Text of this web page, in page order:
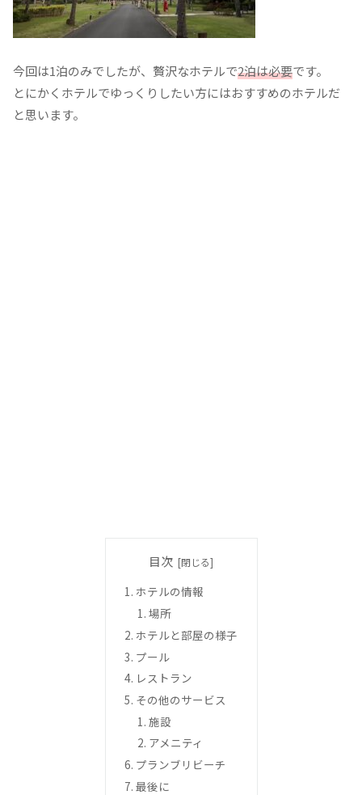
今回は1泊のみでしたが、贅沢なホテルで2泊は必要です。
とにかくホテルでゆっくりしたい方にはおすすめのホテルだ
と思います。
目次
ホテルの情報
場所
ホテルと部屋の様子
プール
レストラン
その他のサービス
施設
アメニティ
プランブリビーチ
最後に